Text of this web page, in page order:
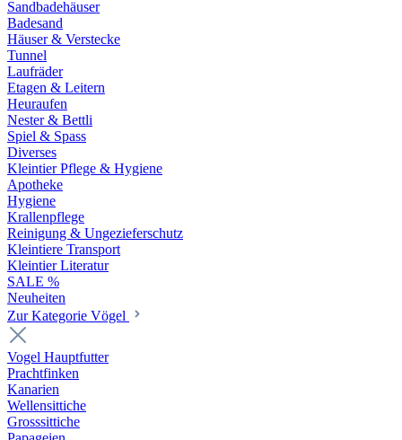
Sandbadehäuser
Badesand
Häuser & Verstecke
Tunnel
Laufräder
Etagen & Leitern
Heuraufen
Nester & Bettli
Spiel & Spass
Diverses
Kleintier Pflege & Hygiene
Apotheke
Hygiene
Krallenpflege
Reinigung & Ungezieferschutz
Kleintiere Transport
Kleintier Literatur
SALE %
Neuheiten
Zur Kategorie Vögel
Vogel Hauptfutter
Prachtfinken
Kanarien
Wellensittiche
Grosssittiche